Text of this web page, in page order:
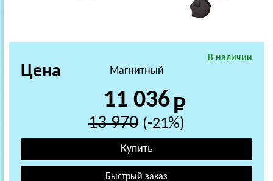
В наличии
Магнитный
Цена
11 036
13 970 (-21%)